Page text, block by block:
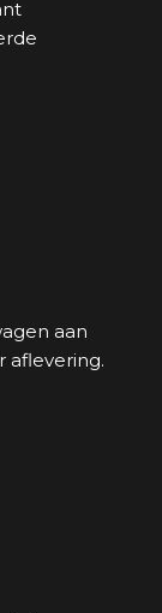
aan
aflevering.